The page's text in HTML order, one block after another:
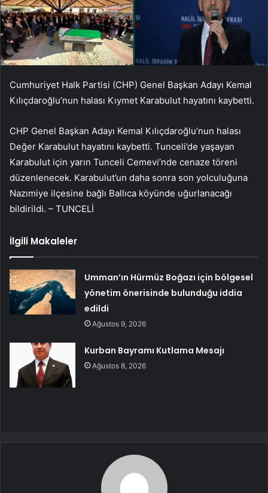
Cumhuriyet Halk Partisi (CHP) Genel Başkan Adayı Kemal
Kılıçdaroğlu’nun halası Kıymet Karabulut hayatını kaybetti.
CHP Genel Başkan Adayı Kemal Kılıçdaroğlu’nun halası
Değer Karabulut hayatını kaybetti. Tunceli’de yaşayan
Karabulut için yarın Tunceli Cemevi’nde cenaze töreni
düzenlenecek. Karabulut’un daha sonra son yolculuğuna
Nazımiye ilçesine bağlı Ballıca köyünde uğurlanacağı
bildirildi. – TUNCELİ
İlgili Makaleler
Umman’ın Hürmüz Boğazı için bölgesel
yönetim önerisinde bulunduğu iddia
edildi
Ağustos 9, 2026
Kurban Bayramı Kutlama Mesajı
Ağustos 8, 2026